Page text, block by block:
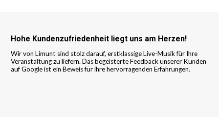
Hohe Kundenzufriedenheit liegt uns am Herzen!
Wir von Limunt sind stolz darauf, erstklassige Live-Musik für Ihre
Veranstaltung zu liefern. Das begeisterte Feedback unserer Kunden
auf Google ist ein Beweis für ihre hervorragenden Erfahrungen.